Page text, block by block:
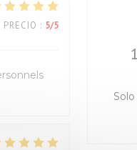
: 5/5